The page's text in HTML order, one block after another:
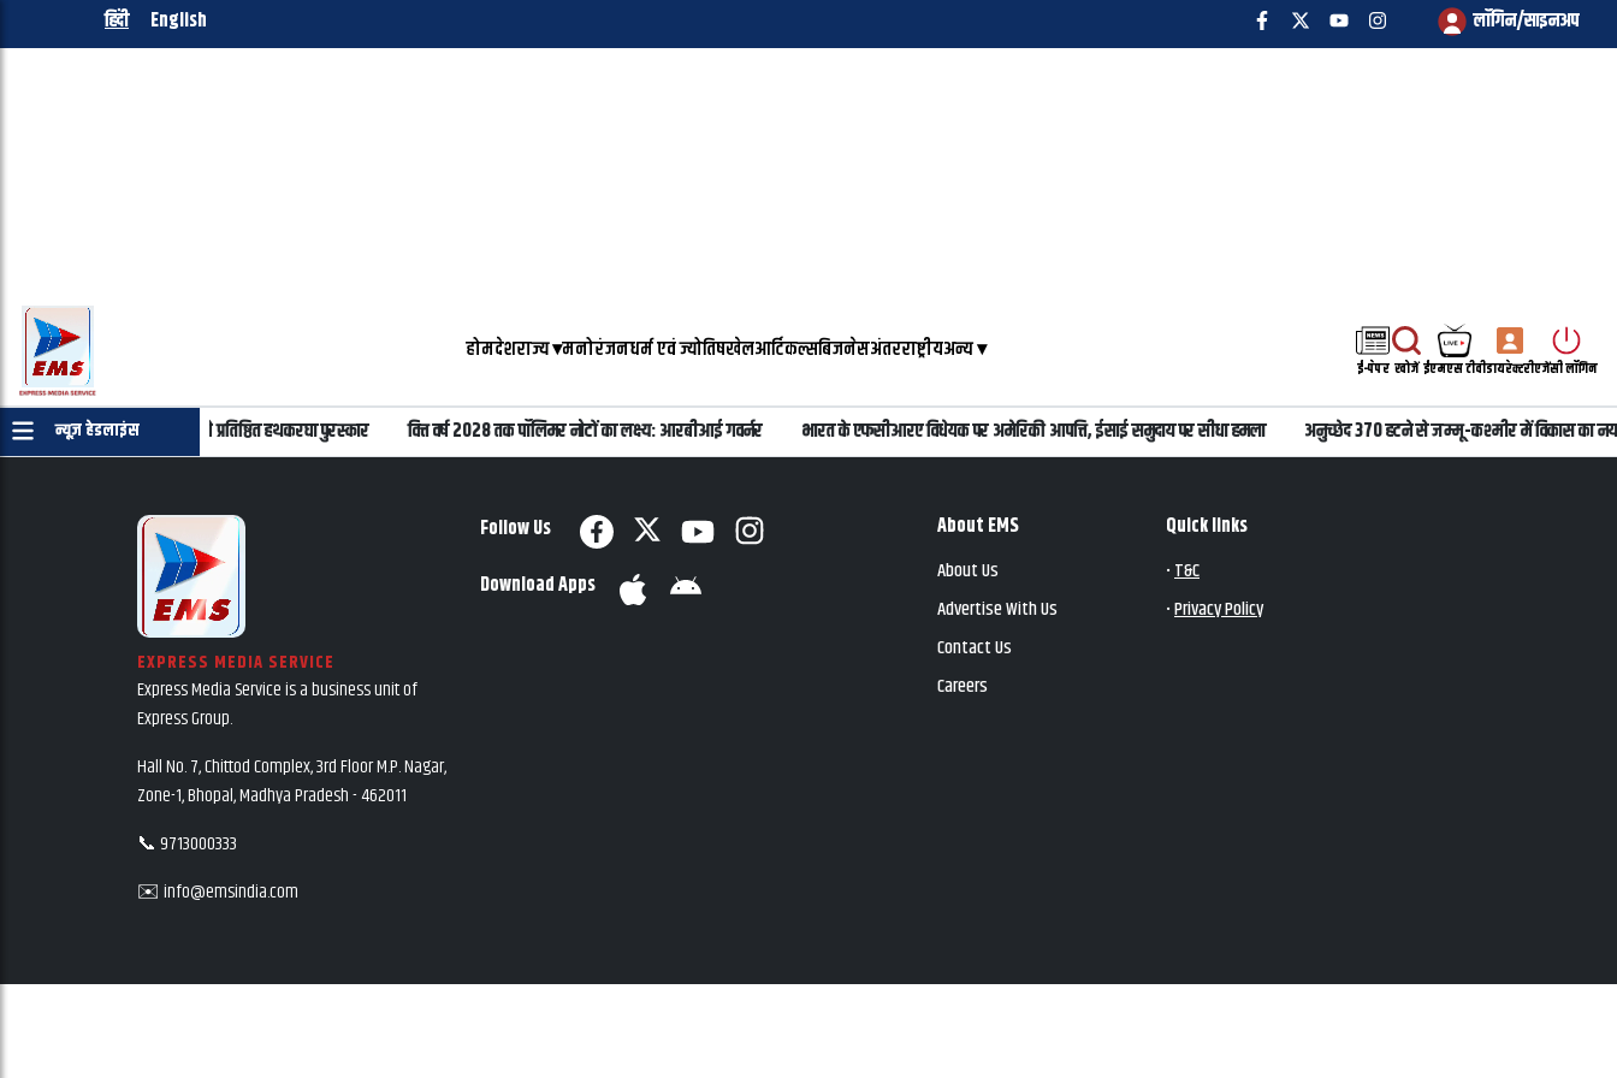
हिंदी English लॉगिन/साइनअप
होमदेशराज्य▾मनोरंजनधर्म एवं ज्योतिषखेलआर्टिकल्सबिजनेसअंतरराष्ट्रीयअन्य▾
ई-पेपर खोजें ईएमएस टीवीडायरेक्टरीएजेंसी लॉगिन
न्यूज़ हेडलाइंस
दिवस पर 22 हस्तियों को मिलेंगे प्रतिष्ठित हथकरघा पुरस्कार वित्त वर्ष 2028 तक पॉलिमर नोटों का लक्ष्य: आरबीआई गवर्नर भारत के एफसीआरए विधेयक पर अमेरिकी आपत्ति, ईसाई समुदाय पर सीधा हमला अनुच्छेद 370 हटने से जम्मू-कश्मीर में विकास का
EXPRESS MEDIA SERVICE
Express Media Service is a business unit of
Express Group.
Hall No. 7, Chittod Complex, 3rd Floor M.P. Nagar,
Zone-1, Bhopal, Madhya Pradesh - 462011
📞 9713000333
✉️ info@emsindia.com
Follow Us
Download Apps
About EMS
About Us
Advertise With Us
Contact Us
Careers
Quick links
•T&C
•Privacy Policy